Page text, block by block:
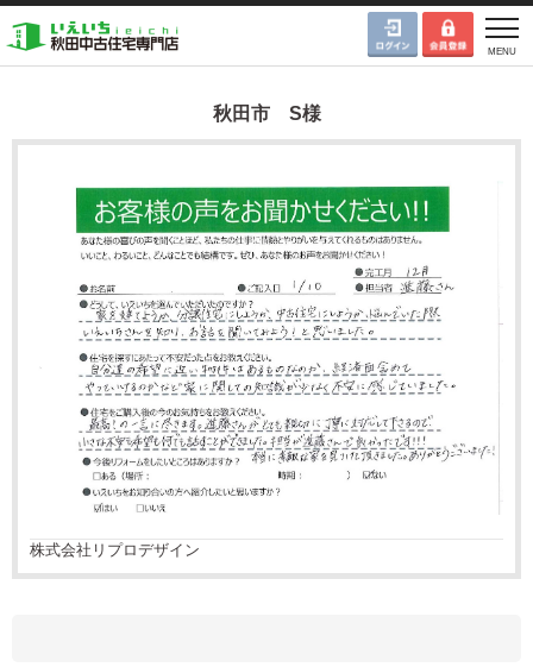
秋田市 S様
株式会社リプロデザイン